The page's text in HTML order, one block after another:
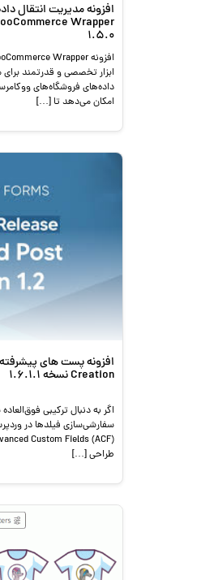
1.5.0
ابزار تخصصی و قدرتمند
داده‌های فروشگاه‌های
امکان می‌دهد تا […]
Creation نسخه 1.6.1.1
اگر به دنبال ترکیبی
طراحی […]